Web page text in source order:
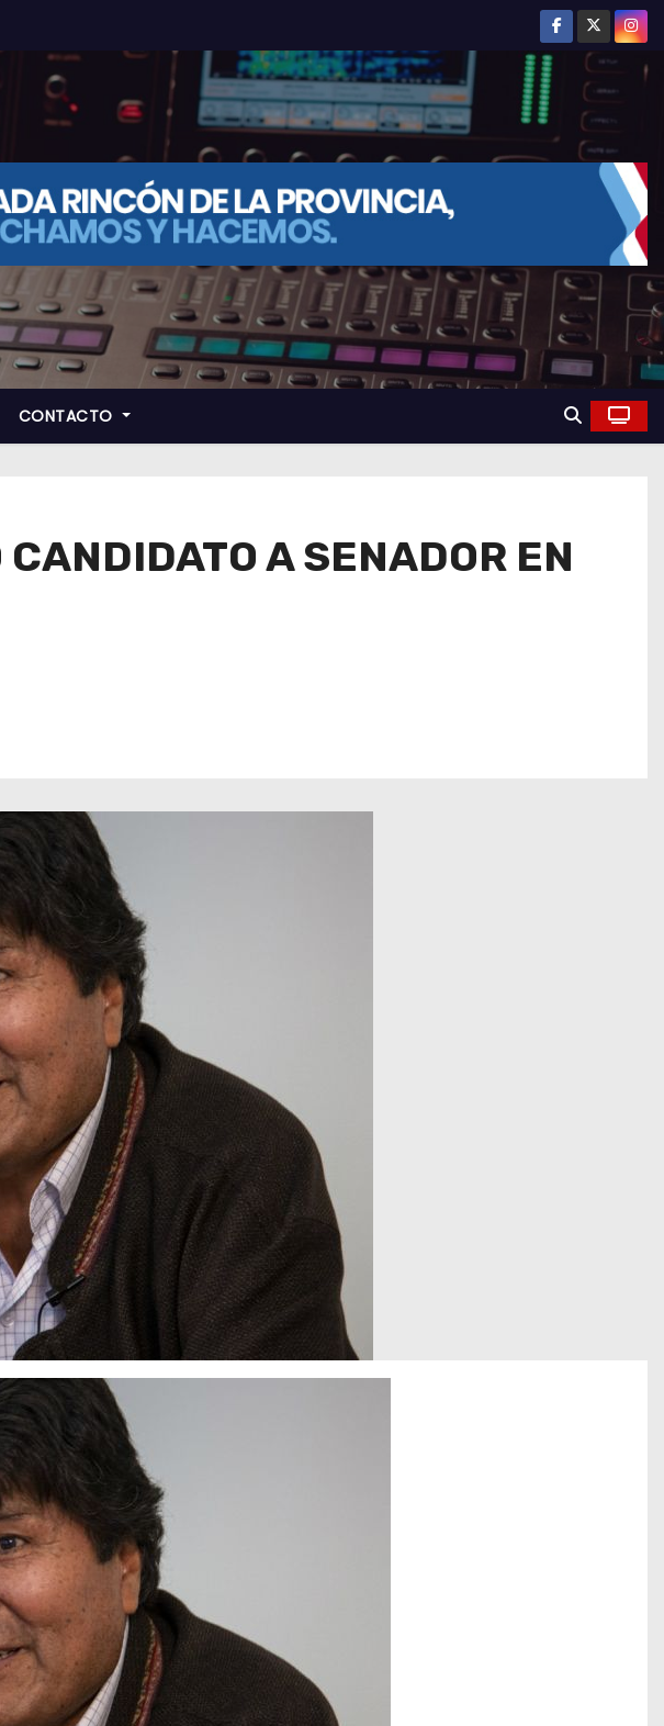
CONTACTO
A SENADOR EN